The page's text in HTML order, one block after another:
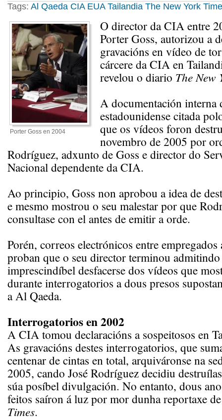
Tags: Al Qaeda CIA EUA Tailandia The New York
Porter Goss en 2004
O director da CIA entre
Porter Goss, autorizou a
gravacións en vídeo de
cárcere da CIA en
revelou o diario The New
A documentación interna
estadounidense citada
que os vídeos foron
novembro de 2005 por
Rodríguez, adxunto de Goss e director do
Nacional dependente da CIA.
Ao principio, Goss non aprobou a idea de
e mesmo mostrou o seu malestar por que
consultase con el antes de emitir a orde.
Porén, correos electrónicos entre
proban que o seu director terminou admitindo
imprescindíbel desfacerse dos vídeos que
durante interrogatorios a dous presos
a Al Qaeda.
Interrogatorios en 2002
A CIA tomou declaracións a sospeitosos en
As gravacións destes interrogatorios, que
centenar de cintas en total, arquiváronse na
2005, cando José Rodríguez decidiu
súa posíbel divulgación. No entanto, dous
feitos saíron á luz por mor dunha reportaxe
Times.